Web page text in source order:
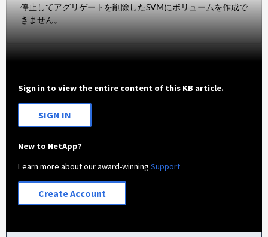
停止してアグリゲートを削除したSVMにボリュームを作成で
きません。
Sign in to view the entire content of this KB article.
SIGN IN
New to NetApp?
Learn more about our award-winningSupport
Create Account